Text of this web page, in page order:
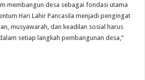
membangun desa sebagai fondasi utama
Hari Lahir Pancasila menjadi pengingat
musyawarah, dan keadilan sosial harus
setiap langkah pembangunan desa,”